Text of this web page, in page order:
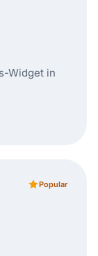
Widget in
Popular